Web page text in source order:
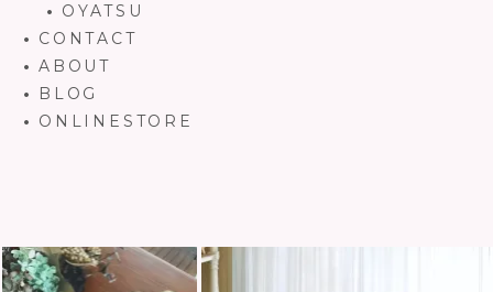
OYATSU
CONTACT
ABOUT
BLOG
ONLINESTORE